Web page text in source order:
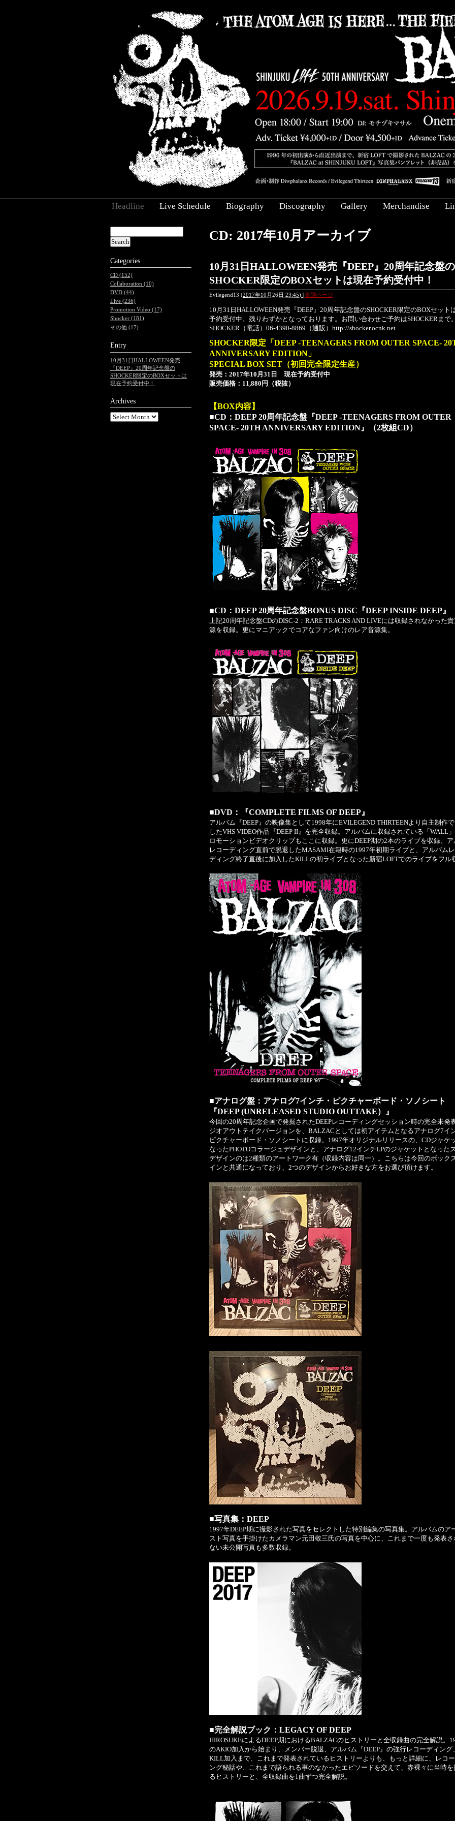
Headline Live Schedule Biography Discography Gallery Merchandise
CD: 2017年10月アーカイブ
10月31日HALLOWEEN発売『DEEP』20周年記念盤の
SHOCKER限定のBOXセットは現在予約受付中！
Evilegend13 (2017年10月26日 23:45) | 個別ページ
10月31日HALLOWEEN発売『DEEP』20周年記念盤のSHOCKER限定のBOXセット
予約受付中。残りわずかとなっております。お問い合わせご予約はSHOCKERまで。
SHOCKER（電話）06-4390-8869（通販）http://shocker.ocnk.net
SHOCKER限定「DEEP -TEENAGERS FROM OUTER SPACE-
ANNIVERSARY EDITION」
SPECIAL BOX SET（初回完全限定生産）
発売：2017年10月31日 現在予約受付中
販売価格：11,880円（税抜）
【BOX内容】
■CD：DEEP 20周年記念盤『DEEP -TEENAGERS FROM OUTER
SPACE- 20TH ANNIVERSARY EDITION』（2枚組CD）
■CD：DEEP 20周年記念盤BONUS DISC『DEEP INSIDE DEEP』
上記20周年記念盤CDのDISC-2：RARE TRACKS AND LIVEには収録されなかった
源を収録。更にマニアックでコアなファン向けのレア音源集。
■DVD：『COMPLETE FILMS OF DEEP』
アルバム『DEEP』の映像集として1998年にEVILEGEND THIRTEENより自主制作
したVHS VIDEO作品『DEEP II』を完全収録。アルバムに収録されている「WALL
ロモーションビデオクリップもここに収録。更にDEEP期の2本のライブを収録。ア
レコーディング直前で脱退したMASAMI在籍時の1997年初期ライブと、アルバム
ディング終了直後に加入したKILLの初ライブとなった新宿LOFTでのライブをフル
■アナログ盤：アナログ7インチ・ピクチャーボード・ソノシート
『DEEP (UNRELEASED STUDIO OUTTAKE）』
今回の20周年記念企画で発掘されたDEEPレコーディングセッション時の完全未発
ジオアウトテイクバージョンを、BALZACとしては初アイテムとなるアナログ7イ
ピクチャーボード・ソノシートに収録。1997年オリジナルリリースの、CDジャケ
なったPHOTOコラージュデザインと、アナログ12インチLPのジャケットとなった
デザインのは2種類のアートワーク有（収録内容は同一）。こちらは今回のボック
インと共通になっており、2つのデザインからお好きな方をお選び頂けます。
■写真集：DEEP
1997年DEEP期に撮影された写真をセレクトした特別編集の写真集。アルバムのア
スト写真を手掛けたカメラマン元田敬三氏の写真を中心に、これまで一度も発表
ない未公開写真も多数収録。
■完全解説ブック：LEGACY OF DEEP
HIROSUKEによるDEEP期におけるBALZACのヒストリーと全収録曲の完全解説。
のAKIO加入から始まり、メンバー脱退、アルバム『DEEP』の強行レコーディング、
KILL加入まで、これまで発表されているヒストリーよりも、もっと詳細に、レコ
ング秘話や、これまで語られる事のなかったエピソードを交えて、赤裸々に当時を
るヒストリーと、全収録曲を1曲ずつ完全解説。
Categories
CD (152)
Collaboration (10)
DVD (44)
Live (236)
Promotion Video (17)
Shocker (181)
その他 (17)
Entry
10月31日HALLOWEEN発売
『DEEP』20周年記念盤の
SHOCKER限定のBOXセットは
現在予約受付中！
Archives